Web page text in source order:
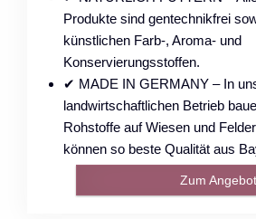
Produkte sind gentechnikfrei
künstlichen Farb-, Aroma- und
Konservierungsstoffen.
✔ MADE IN GERMANY – In
landwirtschaftlichen Betrieb
Rohstoffe auf Wiesen und
können so beste Qualität aus
Zum Angebot